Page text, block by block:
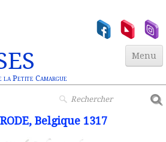
la Petite Camargue
Menu
Belgique 1317